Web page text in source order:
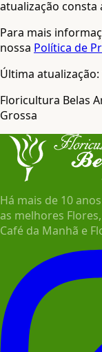
atualização consta
Para mais
nossa Política de
Última
Floricultura Belas
Grossa
Há mais de 10
as melhores
Café da Manhã e